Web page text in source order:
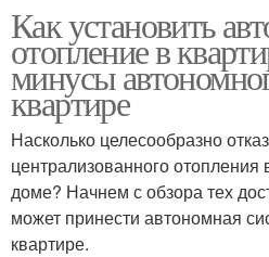
Как установить
отопление в
минусы
квартире
Насколько целесообразно
централизованного отопления
доме? Начнем с обзора тех
может принести автономная
квартире.